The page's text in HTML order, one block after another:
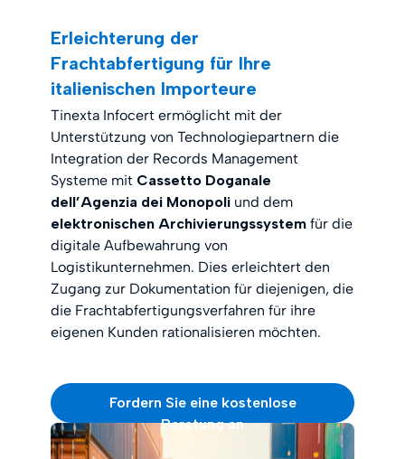
Erleichterung der
Frachtabfertigung für Ihre
italienischen Importeure
Tinexta Infocert ermöglicht mit der
Unterstützung von Technologiepartnern die
Integration der Records Management
Systeme mit Cassetto Doganale
dell’Agenzia dei Monopoli und dem
elektronischen Archivierungssystem für die
digitale Aufbewahrung von
Logistikunternehmen. Dies erleichtert den
Zugang zur Dokumentation für diejenigen, die
die Frachtabfertigungsverfahren für ihre
eigenen Kunden rationalisieren möchten.
Fordern Sie eine kostenlose
Beratung an